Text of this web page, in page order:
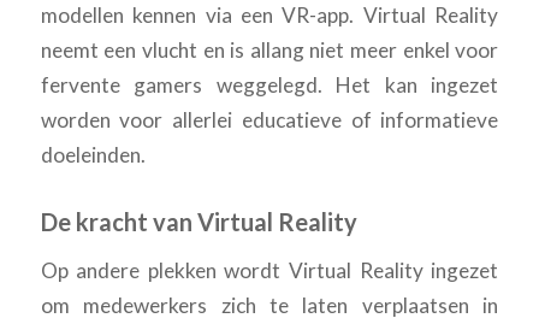
modellen kennen via een VR-app. Virtual Reality
neemt een vlucht en is allang niet meer enkel voor
fervente gamers weggelegd. Het kan ingezet
worden voor allerlei educatieve of informatieve
doeleinden.
De kracht van Virtual Reality
Op andere plekken wordt Virtual Reality ingezet
om medewerkers zich te laten verplaatsen in